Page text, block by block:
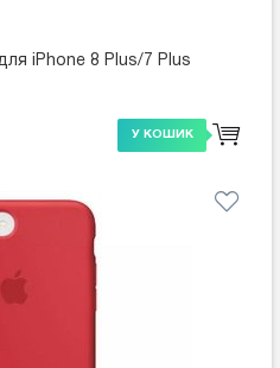
iPhone 8 Plus/7 Plus
У КОШИК